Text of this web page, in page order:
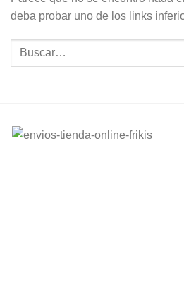
deba probar uno de los links